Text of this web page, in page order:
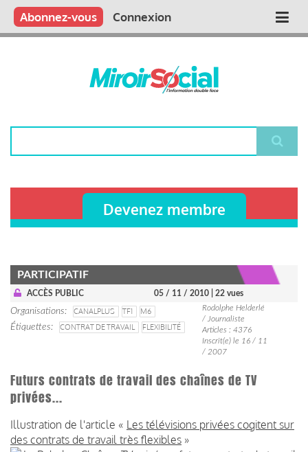
Aller
contenu
Main
Qui sommes nous ?
Vous publiez
Nous publions
Contactez-nous
Abonnez-vous Connexion
Devenez membre
PARTICIPATIF
ACCÈS PUBLIC 05 / 11 / 2010 | 22 vues
Organisations CANALPLUS TF1
M6
Étiquettes
CONTRAT DE TRAVAIL FLEXIBILITÉ
Rodolphe Helderlé
/ Journaliste
Articles : 4376
Inscrit(e) le 16 / 11
/ 2007
Futurs contrats de travail des chaînes de TV
privées...
Illustration de l'article « Les télévisions privées cogitent sur
des contrats de travail très flexibles »